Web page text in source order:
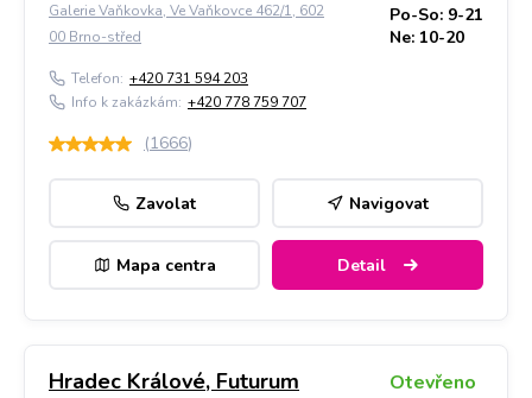
Galerie Vaňkovka, Ve Vaňkovce 462/1, 602
00 Brno-střed
Po-So: 9-21
Ne: 10-20
Telefon: +420 731 594 203
Info k zakázkám: +420 778 759 707
(1666)
Zavolat Navigovat
Mapa centra Detail
Hradec Králové, Futurum Otevřeno